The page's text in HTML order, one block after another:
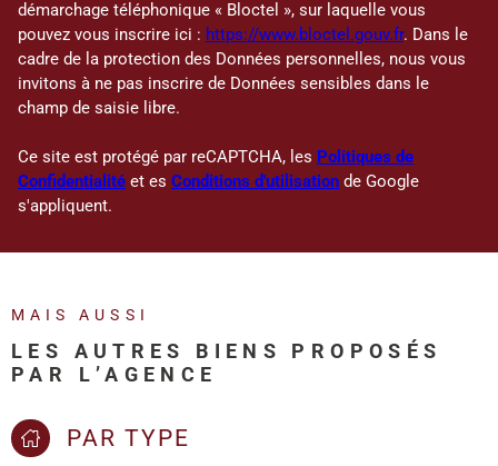
démarchage téléphonique « Bloctel », sur laquelle vous
pouvez vous inscrire ici : https://www.bloctel.gouv.fr. Dans le
cadre de la protection des Données personnelles, nous vous
invitons à ne pas inscrire de Données sensibles dans le
champ de saisie libre.
Ce site est protégé par reCAPTCHA, les Politiques de
Confidentialité et es Conditions d'utilisation de Google
s'appliquent.
MAIS AUSSI
LES AUTRES BIENS PROPOSÉS
PAR L’AGENCE
PAR TYPE